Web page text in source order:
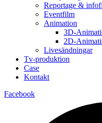
Reportage &
Eventfilm
Animation
3D-
2D-
Livesändningar
Tv-produktion
Case
Kontakt
Facebook